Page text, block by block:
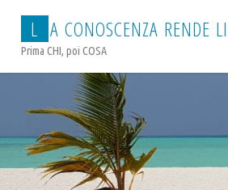
contenuto
L A CONOSCENZA RENDE LI
Prima CHI, poi COSA